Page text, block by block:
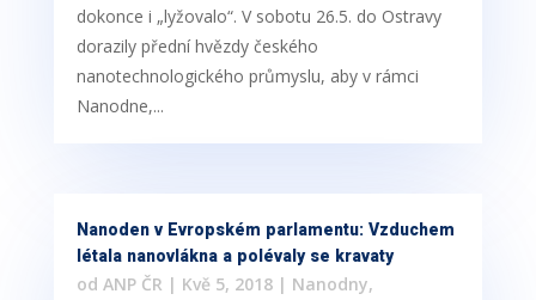
dokonce i „lyžovalo“. V sobotu 26.5. do Ostravy
dorazily přední hvězdy českého
nanotechnologického průmyslu, aby v rámci
Nanodne,...
Nanoden v Evropském parlamentu: Vzduchem
létala nanovlákna a polévaly se kravaty
od ANP ČR | Kvě 5, 2018| Nanodny,